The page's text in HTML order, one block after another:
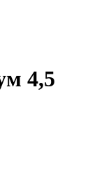
4,5